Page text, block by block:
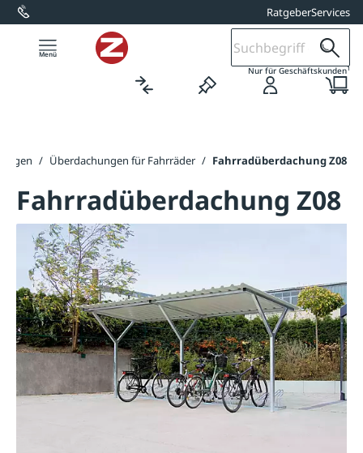
springen RatgeberServices
Nur für Geschäftskunden1
/ Überdachungen für Fahrräder / Fahrradüberdachung Z08
Fahrradüberdachung Z08